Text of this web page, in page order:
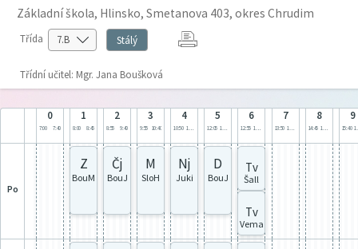
Základní škola, Hlinsko, Smetanova 403, okres Chrudim
Třída Stálý
Třídní učitel: Mgr. Jana Boušková
0
7:00 7:40
1
8:00 8:45
2
8:55 9:40
3
9:55 10:40
4
10:50 11:35
5
12:05 12:50
6
12:55 13:40
7
13:50 14:35
8
14:45 15:30
9
15:40
po
Z
BouM
Čj
BouJ
M
SloH
Nj
Juki
D
BouJ
Tv
Šall
Tv
Vema